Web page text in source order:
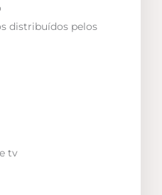
distribuídos pelos
tv